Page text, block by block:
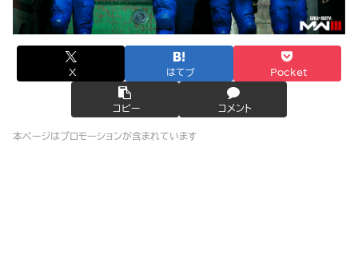
X はてブ Pocket
コピー コメント
本ページはプロモーションが含まれています